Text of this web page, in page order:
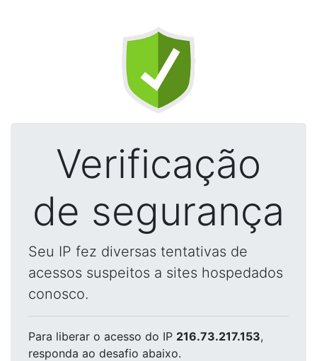
Verificação
de segurança
Seu IP fez diversas tentativas de
acessos suspeitos a sites hospedados
conosco.
Para liberar o acesso do IP 216.73.217.153,
responda ao desafio abaixo.